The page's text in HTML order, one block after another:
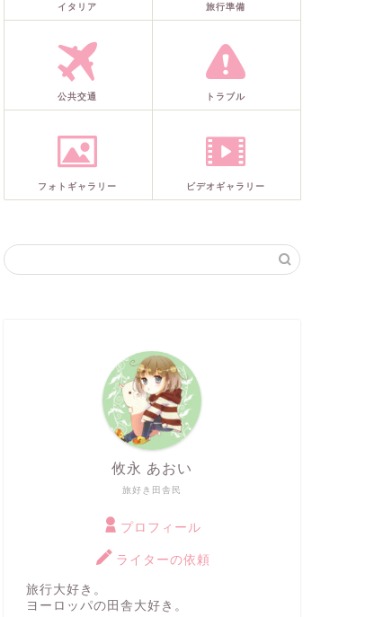
イタリア 旅行準備
公共交通 トラブル
フォトギャラリー ビデオギャラリー
旅好き田舎民
攸永 あおい
プロフィール
ライターの依頼
旅行大好き。
ヨーロッパの田舎大好き。